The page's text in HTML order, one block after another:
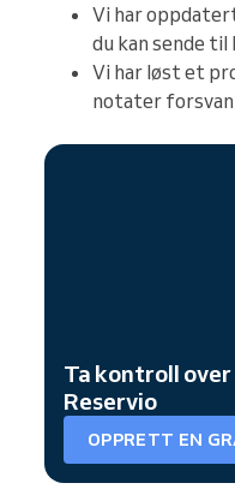
Vi har
du kan sende til
Vi har løst et
notater
Ta kontroll
Reservio
OPPRETT EN